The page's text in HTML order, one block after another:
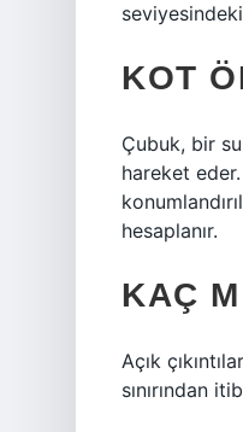
KOT
Çubuk, bir
hareket
hesaplanır.
KAÇ
Açık
sınırından